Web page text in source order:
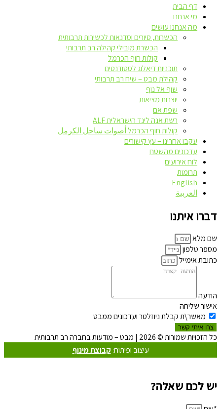
דף הבית
מי אנחנו
מה אנחנו עושים
הכשרות, סיורים וסדנאות לכשירות תרבותית
הכשרת מובילי קהילה רב תרבותי
קולות חוף הכרמל
תוכניות דיאלוג לסטודנטים
קהילת מבט – שיח רב תרבותי
שוף אל נוף
יוצרות מציאות
שפת אם
רשת אנה לינד הישראלית ALF
קולות חוף הכרמל أصوات ساحل الكرمل
עקבו אחרינו – עץ קישורים
עדכונים מהשטח
לוח אירועים
תרומות
English
العربية
דברו איתנו
שם מלא
מספר טלפון
כתובת אימייל
הודעה
אישור שליחה
מאשר\ת קבלת ניוזלטר ועדכונים ממבט
צרו איתי קשר
כל הזכויות שמורות © 2026 | מבט – מודעות בחברה רב תרבותית
עיצוב ופיתוח: קבוצת מינוף
יש לכם שאלה?